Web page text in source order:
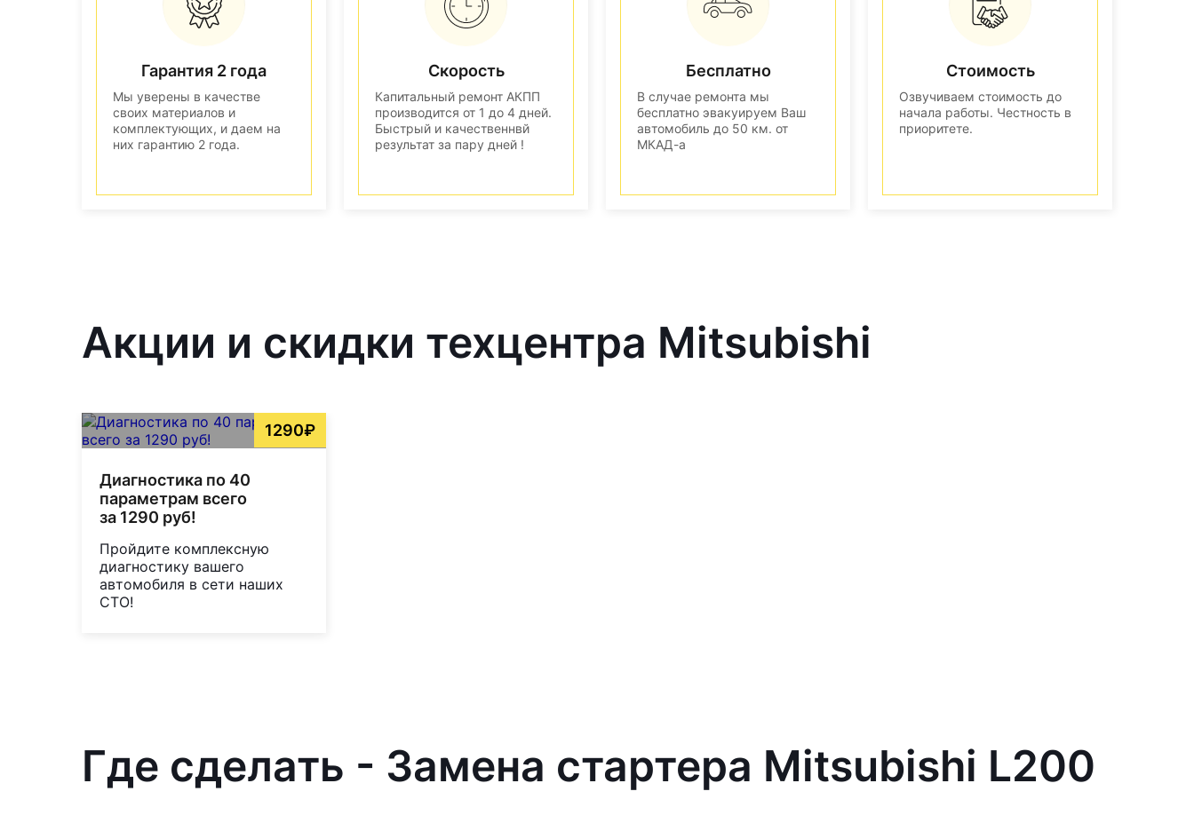
Гарантия 2 года
Мы уверены в качестве
своих материалов и
комплектующих, и даем на
них гарантию 2 года.
Скорость
Капитальный ремонт АКПП
производится от 1 до 4 дней.
Быстрый и качественнвй
результат за пару дней !
Бесплатно
В случае ремонта мы
бесплатно эвакуируем Ваш
автомобиль до 50 км. от
МКАД-а
Стоимость
Озвучиваем стоимость до
начала работы. Честность в
приоритете.
Акции и скидки техцентра Mitsubishi
1290₽
Диагностика по 40
параметрам всего
за 1290 руб!
Пройдите комплексную
диагностику вашего
автомобиля в сети наших
СТО!
Где сделать - Замена стартера Mitsubishi L200